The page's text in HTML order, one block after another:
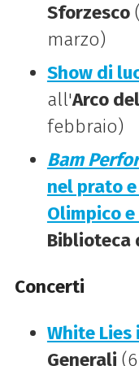
Sforzesco
marzo)
Show di
all'Arco
febbraio)
Bam
nel prato
Olimpico
Biblioteca
Concerti
White
Generali